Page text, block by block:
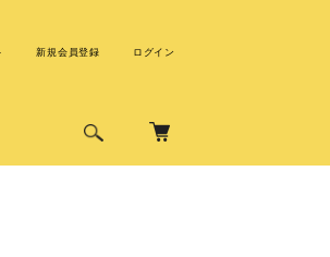
新規会員登録 ログイン